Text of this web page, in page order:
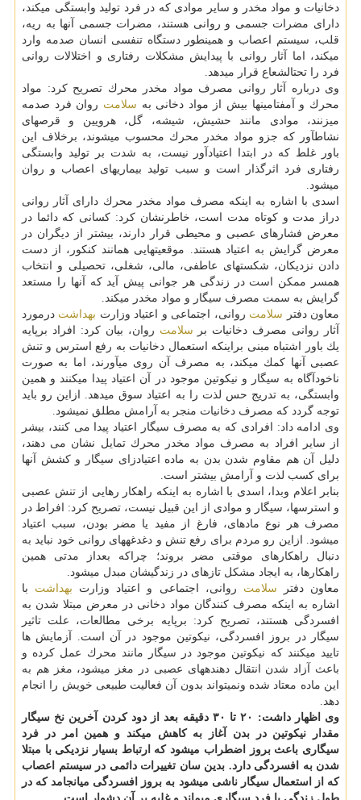
دخانیات و مواد مخدر و سایر موادی كه در فرد تولید وابستگی میكند،
دارای مضرات جسمی و روانی هستند، مضرات جسمی آنها به ریه،
قلب، سیستم اعصاب و همینطور دستگاه تنفسی انسان صدمه وارد
میكند، اما آثار روانی با پیدایش مشكلات رفتاری و اختلالات روانی
فرد را تحتالشعاع قرار میدهد.
وی درباره آثار روانی مصرف مواد مخدر محرك تصریح كرد: مواد
محرك و آمفتامینها بیش از مواد دخانی به سلامت روان فرد صدمه
میزنند، موادی مانند حشیش، شیشه، گل، هرویین و قرصهای
نشاطآور كه جزو مواد مخدر محرك محسوب میشوند، برخلاف این
باور غلط كه در ابتدا اعتیادآور نیست، به شدت بر تولید وابستگی
رفتاری فرد اثرگذار است و سبب تولید بیماریهای اعصاب و روان
میشود.
اسدی با اشاره به اینكه مصرف مواد مخدر محرك دارای آثار روانی
دراز مدت و كوتاه مدت است، خاطرنشان كرد: كسانی كه دائما در
معرض فشارهای عصبی و محیطی قرار دارند، بیشتر از دیگران در
معرض گرایش به اعتیاد هستند. موقعیتهایی همانند كنكور، از دست
دادن نزدیكان، شكستهای عاطفی، مالی، شغلی، تحصیلی و انتخاب
همسر ممكن است در زندگی هر جوانی پیش آید كه آنها را مستعد
گرایش به سمت مصرف سیگار و مواد مخدر میكند.
معاون دفتر سلامت روانی، اجتماعی و اعتیاد وزارت بهداشت درمورد
آثار روانی مصرف دخانیات بر سلامت روان، بیان كرد: افراد برپایه
یك باور اشتباه مبنی براینكه استعمال دخانیات به رفع استرس و تنش
عصبی آنها كمك میكند، به مصرف آن روی میآورند، اما به صورت
ناخودآگاه به سیگار و نیكوتین موجود در آن اعتیاد پیدا میكنند و همین
وابستگی، به تدریج حس لذت را به اعتیاد سوق میدهد. ازاین رو باید
توجه گردد كه مصرف دخانیات منجر به آرامش مطلق نمیشود.
وی ادامه داد: افرادی كه به مصرف سیگار اعتیاد پیدا می كنند، بیشر
از سایر افراد به مصرف مواد مخدر محرك تمایل نشان می دهند،
دلیل آن هم مقاوم شدن بدن به ماده اعتیادزای سیگار و كشش آنها
برای كسب لذت و آرامش بیشتر است.
بنابر اعلام وبدا، اسدی با اشاره به اینكه راهكار رهایی از تنش عصبی
و استرسها، سیگار و موادی از این قبیل نیست، تصریح كرد: افراط در
مصرف هر نوع مادهای، فارغ از مفید یا مضر بودن، سبب اعتیاد
میشود. ازاین رو مردم برای رفع تنش و دغدغههای روانی خود نباید به
دنبال راهكارهای موقتی مضر بروند؛ چراكه بعداز مدتی همین
راهكارها، به ایجاد مشكل تازهای در زندگیشان مبدل میشود.
معاون دفتر سلامت روانی، اجتماعی و اعتیاد وزارت بهداشت با
اشاره به اینكه مصرف كنندگان مواد دخانی در معرض مبتلا شدن به
افسردگی هستند، تصریح كرد: برپایه برخی مطالعات، علت تاثیر
سیگار در بروز افسردگی، نیكوتین موجود در آن است. آزمایش ها
تایید میكنند كه نیكوتین موجود در سیگار مانند محرك عمل كرده و
باعث آزاد شدن انتقال دهندههای عصبی در مغز میشود، مغز هم به
این ماده معتاد شده ونمیتواند بدون آن فعالیت طبیعی خویش را انجام
دهد.
وی اظهار داشت: ۲۰ تا ۳۰ دقیقه بعد از دود كردن آخرین نخ سیگار
مقدار نیكوتین در بدن آغاز به كاهش میكند و همین امر در فرد
سیگاری باعث بروز اضطراب میشود كه ارتباط بسیار نزدیكی با مبتلا
شدن به افسردگی دارد. بدین سان تغییرات دائمی در سیستم اعصاب
كه از استعمال سیگار ناشی میشود به بروز افسردگی میانجامد كه در